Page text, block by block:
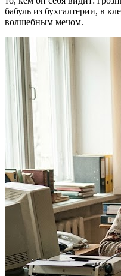
бабуль из бухгалтерии, в
волшебным мечом.